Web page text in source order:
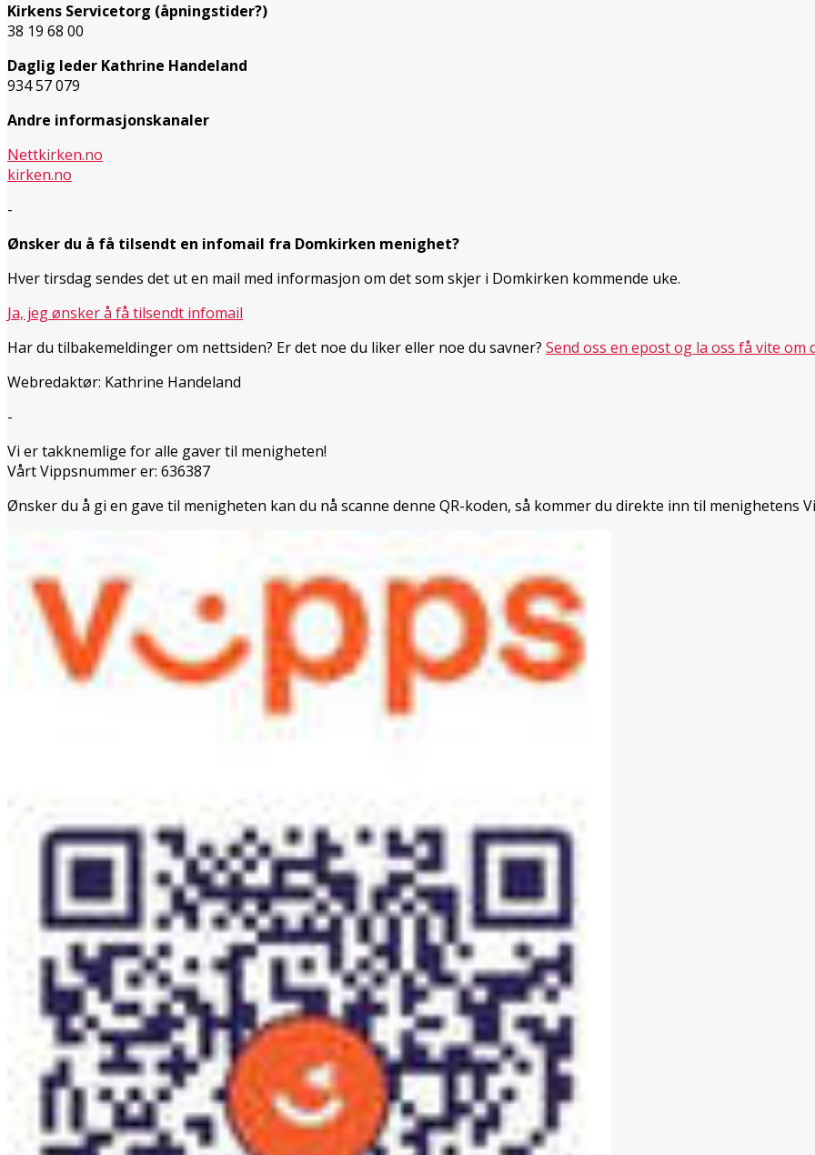
Kirkens Servicetorg (åpningstider?)
38 19 68 00
Daglig leder Kathrine Handeland
934 57 079
Andre informasjonskanaler
Nettkirken.no
kirken.no
-
Ønsker du å få tilsendt en infomail fra Domkirken menighet?
Hver tirsdag sendes det ut en mail med informasjon om det som skjer i Domkirken kommende uke.
Ja, jeg ønsker å få tilsendt infomail
Har du tilbakemeldinger om nettsiden? Er det noe du liker eller noe du savner? Send oss en epost og la oss få vite om
Webredaktør: Kathrine Handeland
-
Vi er takknemlige for alle gaver til menigheten!
Vårt Vippsnummer er: 636387
Ønsker du å gi en gave til menigheten kan du nå scanne denne QR-koden, så kommer du direkte inn til menighetens